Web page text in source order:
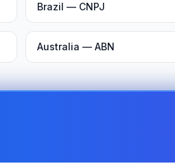
Brazil — CNPJ
Australia — ABN